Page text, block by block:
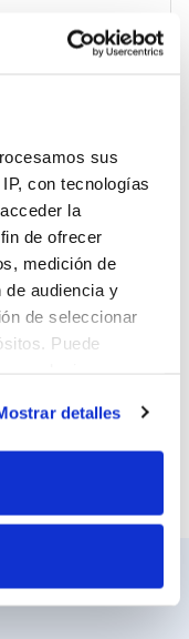
sus
con tecnologías
la
de ofrecer
medición de
de audiencia y
de seleccionar
Puede
activamente
detalles